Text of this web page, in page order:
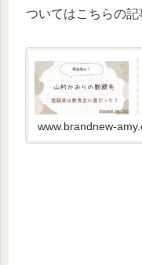
ついてはこちらの
www.brandnew-